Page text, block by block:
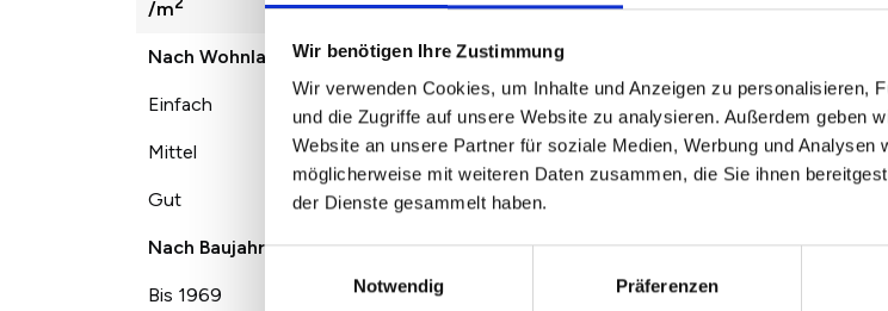
Wir benötigen Ihre Zustimmung
Wir verwenden Cookies, um Inhalte und Anzeigen zu personalisieren,
und die Zugriffe auf unsere Website zu analysieren. Außerdem geben
Website an unsere Partner für soziale Medien, Werbung und
möglicherweise mit weiteren Daten zusammen, die Sie ihnen
der Dienste gesammelt haben.
Notwendig
Präferenzen
/m
Nach Wohnlage
Einfach 9,51 € /
Mittel 9,11 € 9,80 € 10,95 € 10,91 € 11,28 € +0,38 €/
Gut 11,26 € 11,87 € 12,70 €
Nach Baujahr
Bis 1969 8,89 € 9,74 € 11,15 € 11,50 €